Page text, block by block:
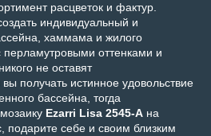
расцветок и фактур.
индивидуальный и
хаммама и жилого
оттенками и
не оставят
получать истинное удовольствие
бассейна, тогда
Ezarri Lisa 2545-А на
подарите себе и своим близким